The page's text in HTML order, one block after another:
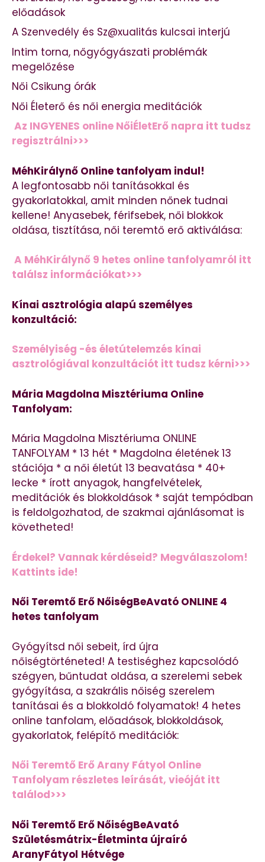
előadások
A Szenvedély és Sz@xualitás kulcsai interjú
Intim torna, nőgyógyászati problémák
megelőzése
Női Csikung órák
Női Életerő és női energia meditációk
Az INGYENES online NőiÉletErő napra itt tudsz
regisztrálni>>>
MéhKirálynő Online tanfolyam indul!
A legfontosabb női tanításokkal és
gyakorlatokkal, amit minden nőnek tudnai
kellene! Anyasebek, férifsebek, női blokkok
oldása, tisztítása, női teremtő erő aktiválása:
A MéhKirálynő 9 hetes online tanfolyamról itt
találsz információkat>>>
Kínai asztrológia alapú személyes
konzultáció:
Személyiség -és életútelemzés kínai
asztrológiával konzultációt itt tudsz kérni>>>
Mária Magdolna Misztériuma Online
Tanfolyam:
Mária Magdolna Misztériuma ONLINE
TANFOLYAM * 13 hét * Magdolna életének 13
stációja * a női életút 13 beavatása * 40+
lecke * írott anyagok, hangfelvételek,
meditációk és blokkoldások * saját tempódban
is feldolgozhatod, de szakmai ajánlásomat is
követheted!
Érdekel? Vannak kérdéseid? Megválaszolom!
Kattints ide!
Női Teremtő Erő NőiségBeAvató ONLINE 4
hetes tanfolyam
Gyógyítsd női sebeit, írd újra
nőiségtörténeted! A testiséghez kapcsolódó
szégyen, bűntudat oldása, a szerelemi sebek
gyógyítása, a szakrális nőiség szerelem
tanításai és a blokkoldó folyamatok! 4 hetes
online tanfolam, előadások, blokkoldások,
gyakorlatok, felépítő meditációk:
Női Teremtő Erő Arany Fátyol Online
Tanfolyam részletes leírását, vieóját itt
találod>>>
Női Teremtő Erő NőiségBeAvató
Születésmátrix-Életminta újraíró
AranyFátyol Hétvége